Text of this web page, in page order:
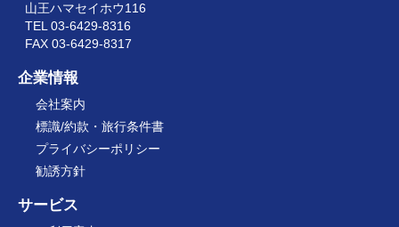
山王ハマセイホウ116
TEL 03-6429-8316
FAX 03-6429-8317
企業情報
会社案内
標識/約款・旅行条件書
プライバシーポリシー
勧誘方針
サービス